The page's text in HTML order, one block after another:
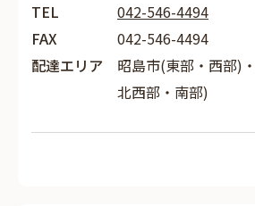
TEL
042-546-4494
FAX
042-546-4494
配達エリア
昭島市(東部・西部)
北西部・南部)